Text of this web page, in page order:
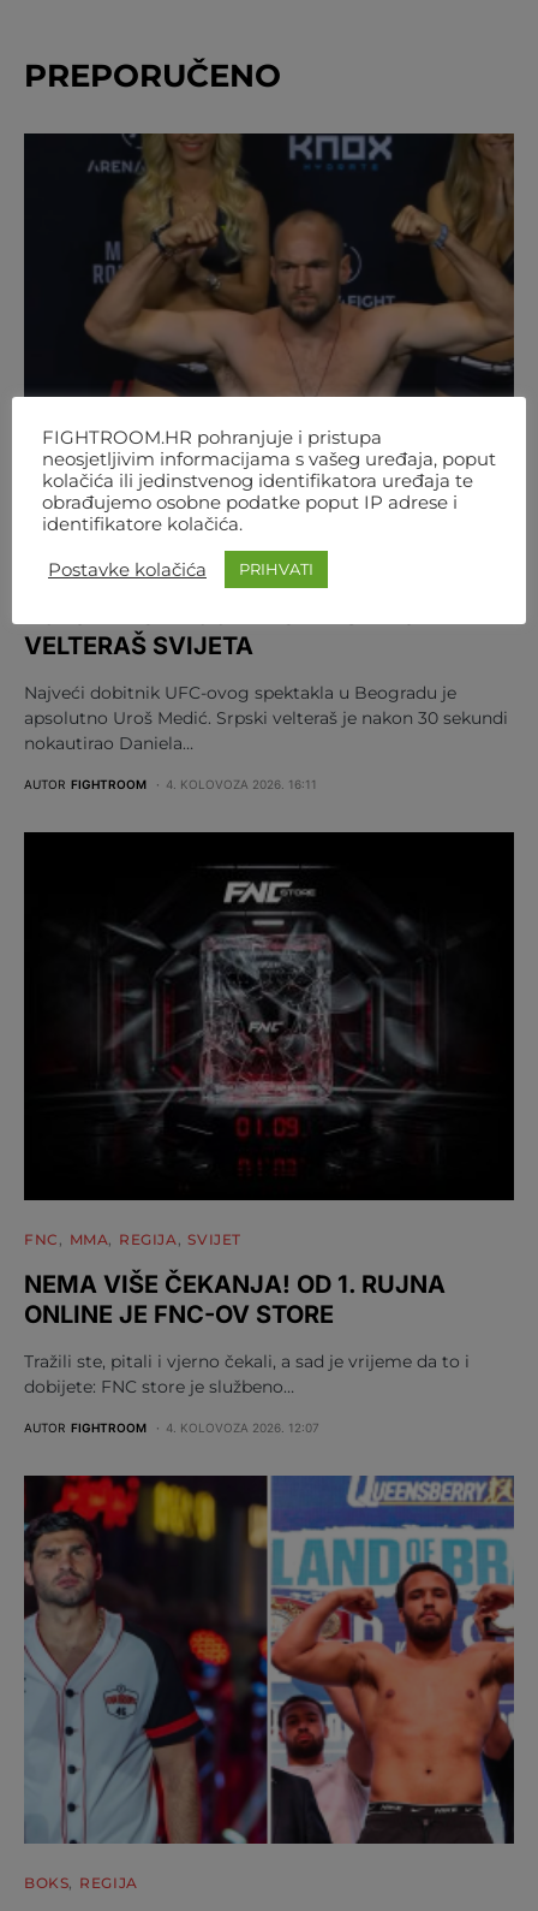
PREPORUČENO
VELIKI SKOK UROŠA MEDIĆA NAKON
VELTERAŠ SVIJETA
Najveći dobitnik UFC-ovog spektakla u Beogradu je
apsolutno Uroš Medić. Srpski velteraš je nakon 30 sekundi
nokautirao Daniela…
AUTOR FIGHTROOM 4. KOLOVOZA 2026. 16:11
FNC MMA REGIJA SVIJET
NEMA VIŠE ČEKANJA! OD 1. RUJNA
ONLINE JE FNC-OV STORE
Tražili ste, pitali i vjerno čekali, a sad je vrijeme da to i
dobijete: FNC store je službeno…
AUTOR FIGHTROOM 4. KOLOVOZA 2026. 12:07
BOKS REGIJA
FIGHTROOM.HR pohranjuje i pristupa
neosjetljivim informacijama s vašeg uređaja, poput
kolačića ili jedinstvenog identifikatora uređaja te
obrađujemo osobne podatke poput IP adrese i
identifikatore kolačića.
Postavke kolačića PRIHVATI